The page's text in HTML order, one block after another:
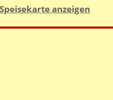
Speisekarte anzeigen